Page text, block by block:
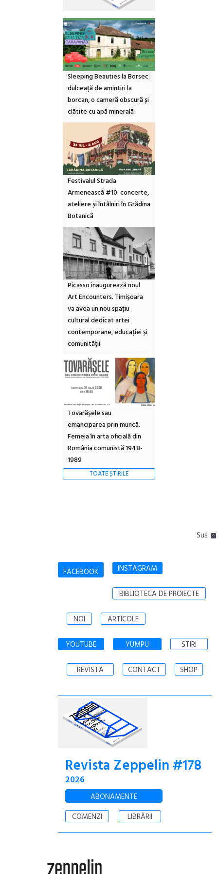
Sleeping Beauties la Borsec:
dulceață de amintiri la
borcan, o cameră obscură și
clătite cu apă minerală
Festivalul Strada
Armenească #10: concerte,
ateliere și întâlniri în Grădina
Botanică
Picasso inaugurează noul
Art Encounters. Timișoara
va avea un nou spațiu
cultural dedicat artei
contemporane, educației și
comunității
Tovarășele sau
emanciparea prin muncă.
Femeia în arta oficială din
România comunistă 1948-
1989
TOATE ȘTIRILE
Sus
FACEBOOK INSTAGRAM
BIBLIOTECA DE PROIECTE
NOI ARTICOLE
YOUTUBE YUMPU STIRI
REVISTA CONTACT SHOP
Revista Zeppelin #178
2026
ABONAMENTE
COMENZI
LIBRĂRII